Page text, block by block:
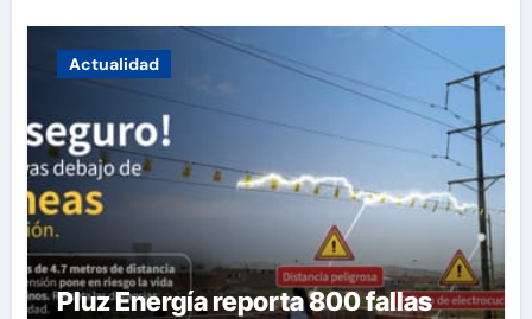
Actualidad
Pluz Energía reporta 800 fallas